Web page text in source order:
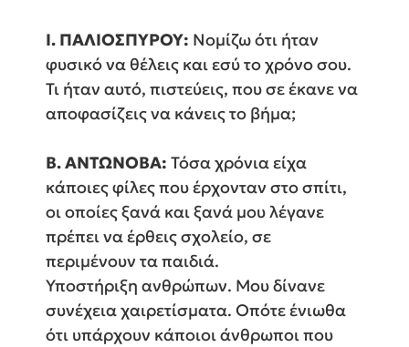
Ι. ΠΑΛΙΟΣΠΥΡΟΥ: Νομίζω ότι ήταν
φυσικό να θέλεις και εσύ το χρόνο σου.
Τι ήταν αυτό, πιστεύεις, που σε έκανε να
αποφασίζεις να κάνεις το βήμα;
Β. ΑΝΤΩΝΟΒΑ: Τόσα χρόνια είχα
κάποιες φίλες που έρχονταν στο σπίτι,
οι οποίες ξανά και ξανά μου λέγανε
πρέπει να έρθεις σχολείο, σε
περιμένουν τα παιδιά.
Υποστήριξη ανθρώπων. Μου δίνανε
συνέχεια χαιρετίσματα. Οπότε ένιωθα
ότι υπάρχουν κάποιοι άνθρωποι που